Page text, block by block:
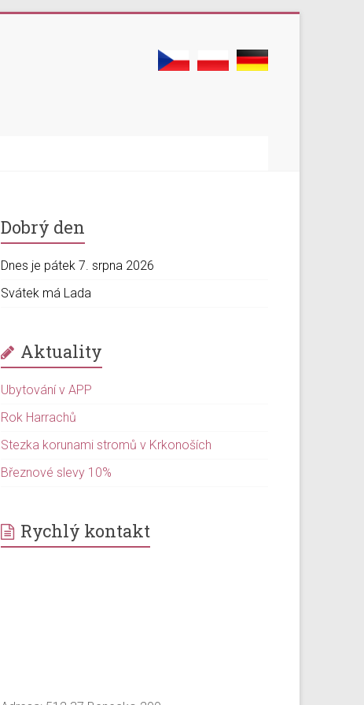
Dobrý den
Dnes je pátek 7. srpna 2026
Svátek má Lada
Aktuality
Ubytování v APP
Rok Harrachů
Stezka korunami stromů v Krkonoších
Březnové slevy 10%
Rychlý kontakt